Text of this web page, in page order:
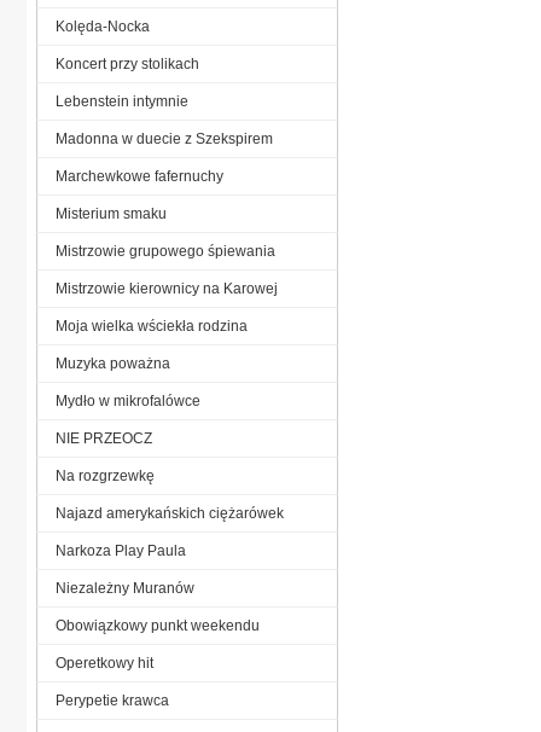
Kolęda-Nocka
Koncert przy stolikach
Lebenstein intymnie
Madonna w duecie z Szekspirem
Marchewkowe fafernuchy
Misterium smaku
Mistrzowie grupowego śpiewania
Mistrzowie kierownicy na Karowej
Moja wielka wściekła rodzina
Muzyka poważna
Mydło w mikrofalówce
NIE PRZEOCZ
Na rozgrzewkę
Najazd amerykańskich ciężarówek
Narkoza Play Paula
Niezależny Muranów
Obowiązkowy punkt weekendu
Operetkowy hit
Perypetie krawca